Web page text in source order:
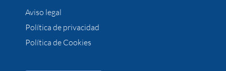
Aviso legal
Política de privacidad
Política de Cookies